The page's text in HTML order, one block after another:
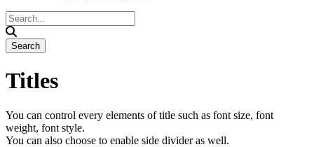
Titles
You can control every elements of title such as font size, font
weight, font style.
You can also choose to enable side divider as well.